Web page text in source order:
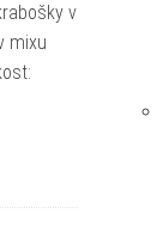
v
mixu